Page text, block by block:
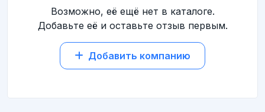
Возможно, её ещё нет в каталоге.
Добавьте её и оставьте отзыв первым.
Добавить компанию